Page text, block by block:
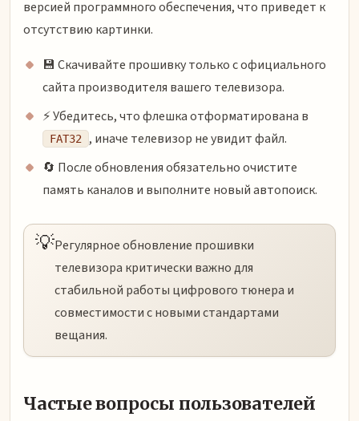
версией программного обеспечения, что приведет к
отсутствию картинки.
💾 Скачивайте прошивку только с официального
сайта производителя вашего телевизора.
⚡ Убедитесь, что флешка отформатирована в
FAT32
, иначе телевизор не увидит файл.
🔄 После обновления обязательно очистите
память каналов и выполните новый автопоиск.
💡Регулярное обновление прошивки
телевизора критически важно для
стабильной работы цифрового тюнера и
совместимости с новыми стандартами
вещания.
Частые вопросы пользователей